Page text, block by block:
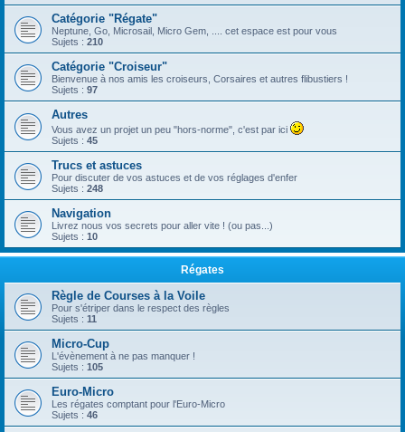
Catégorie "Régate"
Neptune, Go, Microsail, Micro Gem, .... cet espace est pour vous
Sujets : 210
Catégorie "Croiseur"
Bienvenue à nos amis les croiseurs, Corsaires et autres flibustiers !
Sujets : 97
Autres
Vous avez un projet un peu "hors-norme", c'est par ici
Sujets : 45
Trucs et astuces
Pour discuter de vos astuces et de vos réglages d'enfer
Sujets : 248
Navigation
Livrez nous vos secrets pour aller vite ! (ou pas...)
Sujets : 10
Régates
Règle de Courses à la Voile
Pour s'étriper dans le respect des règles
Sujets : 11
Micro-Cup
L'évènement à ne pas manquer !
Sujets : 105
Euro-Micro
Les régates comptant pour l'Euro-Micro
Sujets : 46